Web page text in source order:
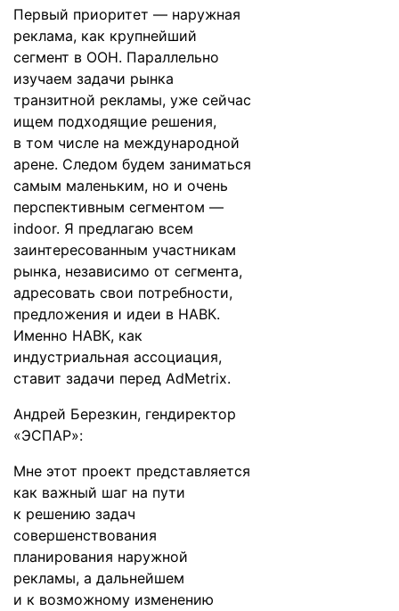
Первый приоритет — наружная
реклама, как крупнейший
сегмент в ООН. Параллельно
изучаем задачи рынка
транзитной рекламы, уже сейчас
ищем подходящие решения,
в том числе на международной
арене. Следом будем заниматься
самым маленьким, но и очень
перспективным сегментом —
indoor. Я предлагаю всем
заинтересованным участникам
рынка, независимо от сегмента,
адресовать свои потребности,
предложения и идеи в НАВК.
Именно НАВК, как
индустриальная ассоциация,
ставит задачи перед AdMetrix.
Андрей Березкин, гендиректор
«ЭСПАР»:
Мне этот проект представляется
как важный шаг на пути
к решению задач
совершенствования
планирования наружной
рекламы, а дальнейшем
и к возможному изменению